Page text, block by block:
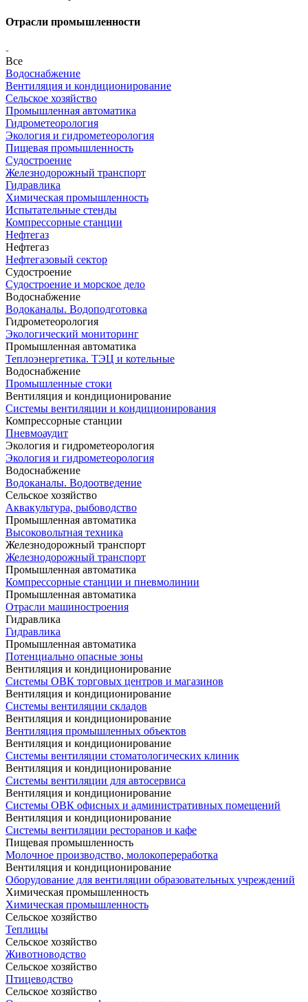
Отрасли промышленности
Все
Водоснабжение
Вентиляция и кондиционирование
Сельское хозяйство
Промышленная автоматика
Гидрометеорология
Экология и гидрометеорология
Пищевая промышленность
Судостроение
Железнодорожный транспорт
Гидравлика
Химическая промышленность
Испытательные стенды
Компрессорные станции
Нефтегаз
Нефтегаз
Нефтегазовый сектор
Судостроение
Судостроение и морское дело
Водоснабжение
Водоканалы. Водоподготовка
Гидрометеорология
Экологический мониторинг
Промышленная автоматика
Теплоэнергетика. ТЭЦ и котельные
Водоснабжение
Промышленные стоки
Вентиляция и кондиционирование
Системы вентиляции и кондиционирования
Компрессорные станции
Пневмоаудит
Экология и гидрометеорология
Экология и гидрометеорология
Водоснабжение
Водоканалы. Водоотведение
Сельское хозяйство
Аквакультура, рыбоводство
Промышленная автоматика
Высоковольтная техника
Железнодорожный транспорт
Железнодорожный транспорт
Промышленная автоматика
Компрессорные станции и пневмолинии
Промышленная автоматика
Отрасли машиностроения
Гидравлика
Гидравлика
Промышленная автоматика
Потенциально опасные зоны
Вентиляция и кондиционирование
Системы ОВК торговых центров и магазинов
Вентиляция и кондиционирование
Системы вентиляции складов
Вентиляция и кондиционирование
Вентиляция промышленных объектов
Вентиляция и кондиционирование
Системы вентиляции стоматологических клиник
Вентиляция и кондиционирование
Системы вентиляции для автосервиса
Вентиляция и кондиционирование
Системы ОВК офисных и административных помещений
Вентиляция и кондиционирование
Системы вентиляции ресторанов и кафе
Пищевая промышленность
Молочное производство, молокопереработка
Вентиляция и кондиционирование
Оборудование для вентиляции образовательных учреждений
Химическая промышленность
Химическая промышленность
Сельское хозяйство
Теплицы
Сельское хозяйство
Животноводство
Сельское хозяйство
Птицеводство
Сельское хозяйство